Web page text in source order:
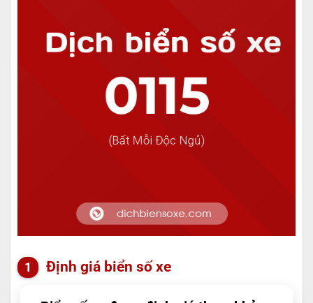
Định giá biển số xe